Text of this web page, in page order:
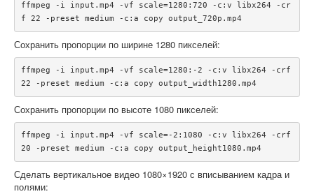
ffmpeg -i input.mp4 -vf scale=1280:720 -c:v libx264 -cr
Сохранить пропорции по ширине 1280 пикселей:
ffmpeg -i input.mp4 -vf scale=1280:-2 -c:v libx264 -crf
Сохранить пропорции по высоте 1080 пикселей:
ffmpeg -i input.mp4 -vf scale=-2:1080 -c:v libx264 -crf
Сделать вертикальное видео 1080×1920 с вписыванием кадра и
полями: